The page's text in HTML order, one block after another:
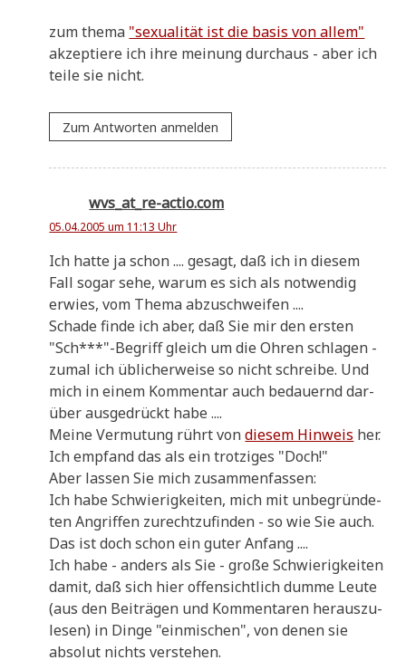
zum the­ma "sexua­li­tät ist die basis von allem"
akzep­tie­re ich ihre mei­nung durch­aus - aber ich
tei­le sie nicht.
Zum Antworten anmelden
wvs_at_re-actio.com
05.04.2005 um 11:13 Uhr
Ich hat­te ja schon .... gesagt, daß ich in die­sem
Fall sogar sehe, war­um es sich als not­wen­dig
erwies, vom The­ma abzuschweifen ....
Scha­de fin­de ich aber, daß Sie mir den ersten
"Sch***"-Begriff gleich um die Ohren schla­gen -
zumal ich übli­cher­wei­se so nicht schrei­be. Und
mich in einem Kom­men­tar auch bedau­ernd dar­
über aus­ge­drückt habe ....
Mei­ne Ver­mu­tung rührt vondie­sem Hin­weis her.
Ich emp­fand das als ein trot­zi­ges "Doch!"
Aber las­sen Sie mich zusammenfassen:
Ich habe Schwie­rig­kei­ten, mich mit unbe­grün­de­
ten Angrif­fen zurecht­zu­fin­den - so wie Sie auch.
Das ist doch schon ein guter Anfang ....
Ich habe - anders als Sie - gro­ße Schwie­rig­kei­ten
damit, daß sich hier offen­sicht­lich dum­me Leu­te
(aus den Bei­trä­gen und Kom­men­ta­ren her­aus­zu­
le­sen) in Din­ge "ein­mi­schen", von denen sie
abso­lut nichts verstehen.